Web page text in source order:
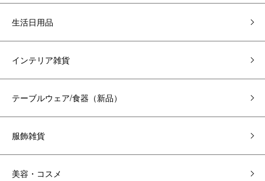
生活日用品
インテリア雑貨
テーブルウェア/食器（新品）
服飾雑貨
美容・コスメ